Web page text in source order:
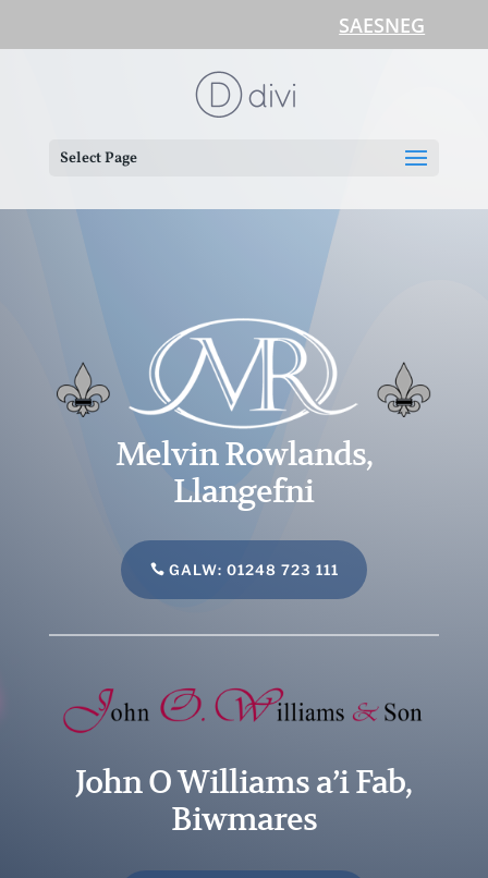
SAESNEG
Select Page
Melvin Rowlands,
Llangefni
GALW: 01248 723 111
John O Williams a’i Fab,
Biwmares